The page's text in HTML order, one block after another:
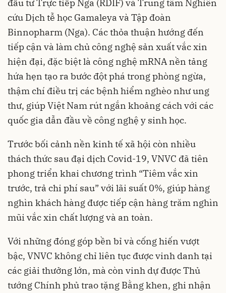
đầu tư Trực tiếp Nga (RDIF) và Trung tâm Nghiên
cứu Dịch tễ học Gamaleya và Tập đoàn
Binnopharm (Nga). Các thỏa thuận hướng đến
tiếp cận và làm chủ công nghệ sản xuất vắc xin
hiện đại, đặc biệt là công nghệ mRNA nền tảng
hứa hẹn tạo ra bước đột phá trong phòng ngừa,
thậm chí điều trị các bệnh hiểm nghèo như ung
thư, giúp Việt Nam rút ngắn khoảng cách với các
quốc gia dẫn đầu về công nghệ y sinh học.
Trước bối cảnh nền kinh tế xã hội còn nhiều
thách thức sau đại dịch Covid-19, VNVC đã tiên
phong triển khai chương trình “Tiêm vắc xin
trước, trả chi phí sau” với lãi suất 0%, giúp hàng
nghìn khách hàng được tiếp cận hàng trăm nghìn
mũi vắc xin chất lượng và an toàn.
Với những đóng góp bền bỉ và cống hiến vượt
bậc, VNVC không chỉ liên tục được vinh danh tại
các giải thưởng lớn, mà còn vinh dự được Thủ
tướng Chính phủ trao tặng Bằng khen, ghi nhận